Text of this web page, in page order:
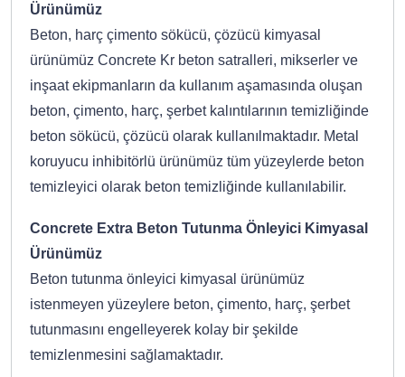
Ürünümüz
Beton, harç çimento sökücü, çözücü kimyasal
ürünümüz Concrete Kr beton satralleri, mikserler ve
inşaat ekipmanların da kullanım aşamasında oluşan
beton, çimento, harç, şerbet kalıntılarının temizliğinde
beton sökücü, çözücü olarak kullanılmaktadır. Metal
koruyucu inhibitörlü ürünümüz tüm yüzeylerde beton
temizleyici olarak beton temizliğinde kullanılabilir.
Concrete Extra Beton Tutunma Önleyici Kimyasal
Ürünümüz
Beton tutunma önleyici kimyasal ürünümüz
istenmeyen yüzeylere beton, çimento, harç, şerbet
tutunmasını engelleyerek kolay bir şekilde
temizlenmesini sağlamaktadır.